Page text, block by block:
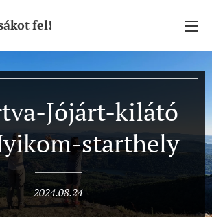
fel!
Jójárt-kilátó
starthely
2024.08.24